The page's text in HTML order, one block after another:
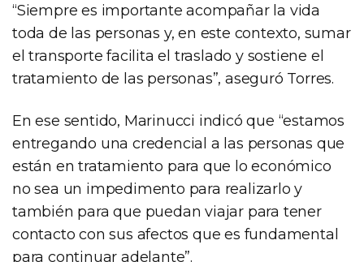
“Siempre es importante acompañar la vida
toda de las personas y, en este contexto, sumar
el transporte facilita el traslado y sostiene el
tratamiento de las personas”, aseguró Torres.
En ese sentido, Marinucci indicó que “estamos
entregando una credencial a las personas que
están en tratamiento para que lo económico
no sea un impedimento para realizarlo y
también para que puedan viajar para tener
contacto con sus afectos que es fundamental
para continuar adelante”.